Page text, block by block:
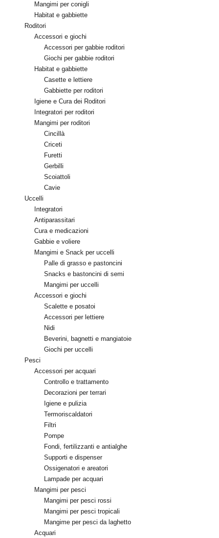
Mangimi per conigli
Habitat e gabbiette
Roditori
Accessori e giochi
Accessori per gabbie roditori
Giochi per gabbie roditori
Habitat e gabbiette
Casette e lettiere
Gabbiette per roditori
Igiene e Cura dei Roditori
Integratori per roditori
Mangimi per roditori
Cincillà
Criceti
Furetti
Gerbilli
Scoiattoli
Cavie
Uccelli
Integratori
Antiparassitari
Cura e medicazioni
Gabbie e voliere
Mangimi e Snack per uccelli
Palle di grasso e pastoncini
Snacks e bastoncini di semi
Mangimi per uccelli
Accessori e giochi
Scalette e posatoi
Accessori per lettiere
Nidi
Beverini, bagnetti e mangiatoie
Giochi per uccelli
Pesci
Accessori per acquari
Controllo e trattamento
Decorazioni per terrari
Igiene e pulizia
Termoriscaldatori
Filtri
Pompe
Fondi, fertilizzanti e antialghe
Supporti e dispenser
Ossigenatori e areatori
Lampade per acquari
Mangimi per pesci
Mangimi per pesci rossi
Mangimi per pesci tropicali
Mangime per pesci da laghetto
Acquari